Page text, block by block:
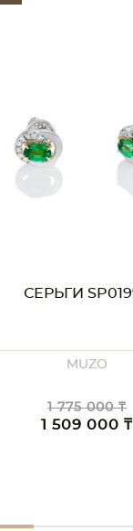
ПУСЕТЫ
MUZO
1 572 000 ₸
1 336 000 ₸